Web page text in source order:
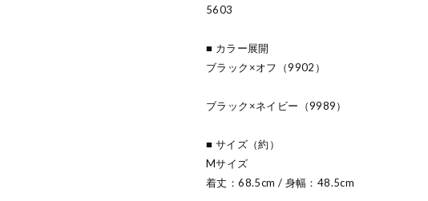
5603
■ カラー展開
ブラック×オフ（9902）
ブラック×ネイビー（9989）
■ サイズ（約）
Mサイズ
着丈：68.5cm / 身幅：48.5cm